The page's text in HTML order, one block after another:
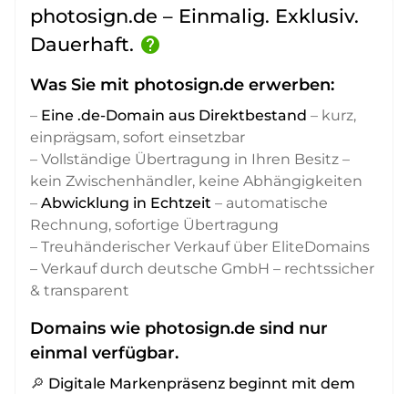
photosign.de – Einmalig. Exklusiv.
Dauerhaft. help
Was Sie mit photosign.de erwerben:
– Eine .de-Domain aus Direktbestand – kurz,
einprägsam, sofort einsetzbar
– Vollständige Übertragung in Ihren Besitz –
kein Zwischenhändler, keine Abhängigkeiten
– Abwicklung in Echtzeit – automatische
Rechnung, sofortige Übertragung
– Treuhänderischer Verkauf über EliteDomains
– Verkauf durch deutsche GmbH – rechtssicher
& transparent
Domains wie photosign.de sind nur
einmal verfügbar.
🔎 Digitale Markenpräsenz beginnt mit dem